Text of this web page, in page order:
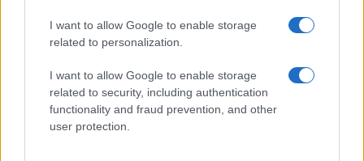
I want to allow Google to enable storage
related to personalization.
I want to allow Google to enable storage
related to security, including authentication
functionality and fraud prevention, and other
user protection.
come sempre, sono gli italiani onesti.
Andrea Amata, 7 marzo 2025